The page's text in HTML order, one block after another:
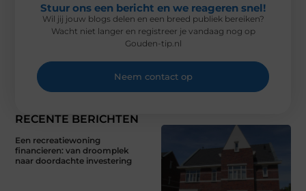
RECENTE BERICHTEN
Een recreatiewoning
financieren: van droomplek
naar doordachte investering
Stuur ons een bericht en we reageren snel!
Wil jij jouw blogs delen en een breed publiek bereiken?
Wacht niet langer en registreer je vandaag nog op
Gouden-tip.nl
Neem contact op